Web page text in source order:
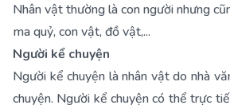
Nhân vật thường là con người nhưng
ma quỷ, con vật, đồ vật,...
Người kể chuyện
Người kể chuyện là nhân vật do nhà
chuyện. Người kể chuyện có thể trực